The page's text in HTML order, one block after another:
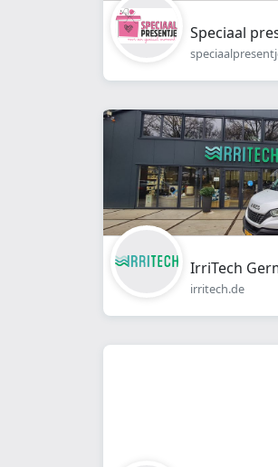
Speciaal
IrriTech
irritech.de